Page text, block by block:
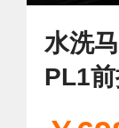
水洗
PL1